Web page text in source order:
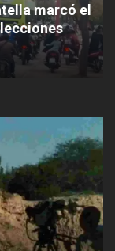
marcó el